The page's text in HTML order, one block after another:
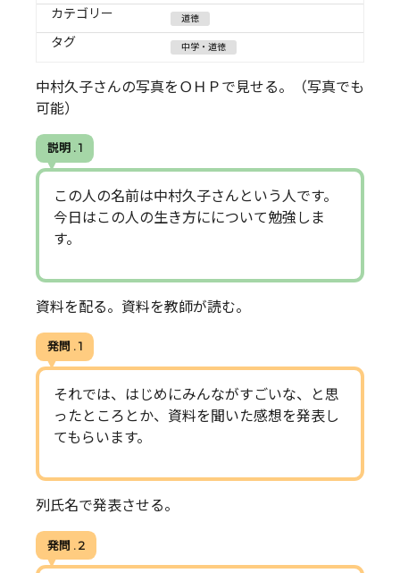
カテゴリー 道徳
タグ 中学・道徳
中村久子さんの写真をＯＨＰで見せる。（写真でも
可能）
説明 . 1
この人の名前は中村久子さんという人です。
今日はこの人の生き方にについて勉強しま
す。
資料を配る。資料を教師が読む。
発問 . 1
それでは、はじめにみんながすごいな、と思
ったところとか、資料を聞いた感想を発表し
てもらいます。
列氏名で発表させる。
発問 . 2